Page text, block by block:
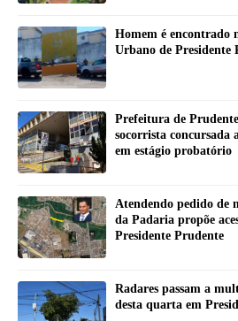
Homem é encontrado
Urbano de Presidente
Prefeitura de
socorrista concursada
em estágio probatório
Atendendo pedido de
da Padaria propõe
Presidente Prudente
Radares passam a
desta quarta em